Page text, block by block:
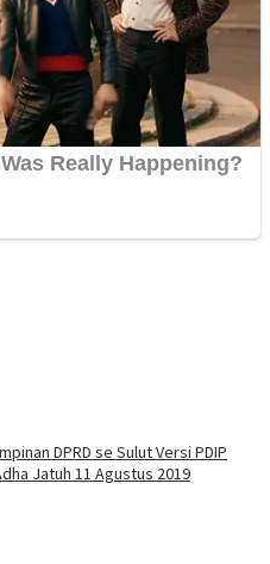
DPRD se Sulut Versi PDIP
Jatuh 11 Agustus 2019